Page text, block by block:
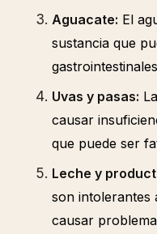
Aguacate: El
sustancia que
Uvas y pasas:
causar
que puede ser
Leche y
son intolerantes
causar